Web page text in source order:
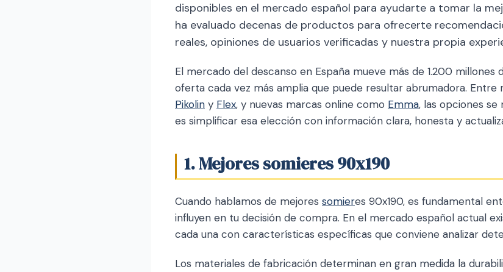
disponibles en el mercado español para ayudarte a tomar la
ha evaluado decenas de productos para ofrecerte
reales, opiniones de usuarios verificadas y nuestra propia
El mercado del descanso en España mueve más de 1.200 millones
oferta cada vez más amplia que puede resultar abrumadora. Entre
Pikolin y Flex, y nuevas marcas online como Emma, las opciones
es simplificar esa elección con información clara, honesta y
1. Mejores somieres 90x190
Cuando hablamos de mejores somieres 90x190, es fundamental
influyen en tu decisión de compra. En el mercado español actual
cada una con características específicas que conviene analizar
Los materiales de fabricación determinan en gran medida la